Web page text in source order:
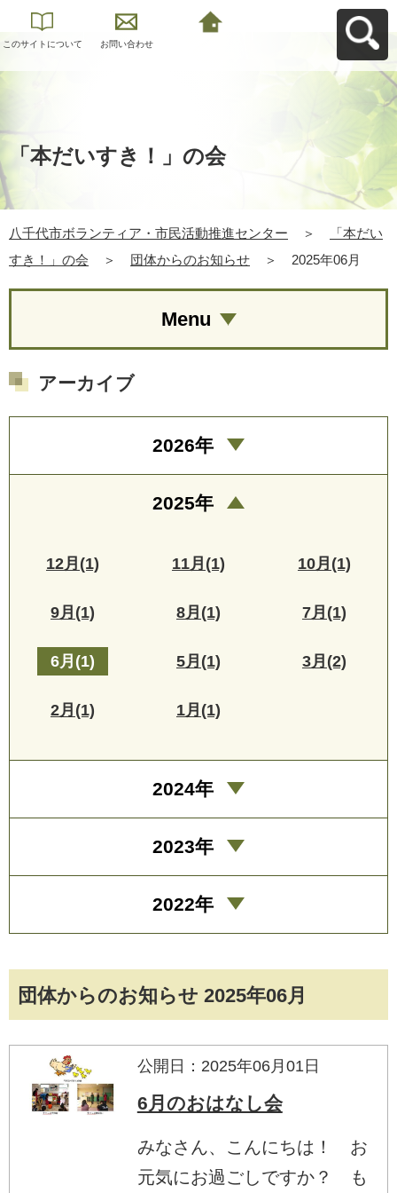
このサイトについて お問い合わせ
「本だいすき！」の会
八千代市ボランティア・市民活動推進センター ＞
「本だい
すき！」の会
＞ 団体からのお知らせ ＞ 2025年06月
団体からのお知らせ 2025年06月
公開日：2025年06月01日
6月のおはなし会
みなさん、こんにちは！ お
元気にお過ごしですか？ も
Menu
アーカイブ
2026年
2025年
12月(1) 11月(1) 10月(1)
9月(1) 8月(1) 7月(1)
6月(1) 5月(1) 3月(2)
2月(1) 1月(1)
2024年
2023年
2022年